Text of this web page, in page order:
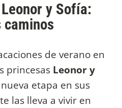
y Sofía:
caminos
de verano en
princesas Leonor y
etapa en sus
las lleva a vivir en